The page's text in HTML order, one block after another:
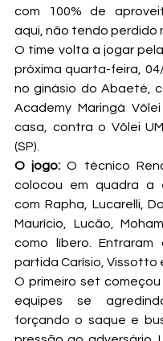
com 100% de
aqui, não tendo perdido
O time volta a jogar
próxima quarta-feira, 04/
no ginásio do Abaeté,
Academy Maringá
casa, contra o Vôlei
(SP).
O jogo: O técnico
colocou em quadra a
com Rapha, Lucarelli,
Maurício, Lucão,
como líbero.
partida Carísio, Vissotto
O primeiro set
equipes se
forçando o saque e